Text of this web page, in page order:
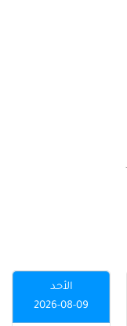
الأحد
2026-08-09